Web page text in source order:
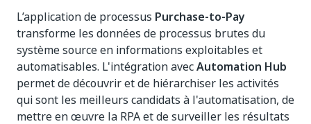
L’application de processus Purchase-to-Pay
transforme les données de processus brutes du
système source en informations exploitables et
automatisables. L'intégration avecAutomation Hub
permet de découvrir et de hiérarchiser les activités
qui sont les meilleurs candidats à l'automatisation, de
mettre en œuvre la RPA et de surveiller les résultats